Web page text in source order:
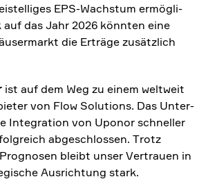
EPS-Wachstum ermög­li­
das Jahr 2026 könnten eine
die Erträge zusätz­lich
ist auf dem Weg zu einem weltweit
von Flow Solutions. Das Unter­
Integra­tion von Uponor schneller
abgeschlossen. Trotz
bleibt unser Vertrauen in
Ausrich­tung stark.